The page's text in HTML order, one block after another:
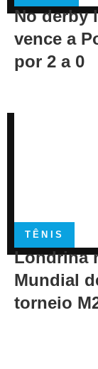
No derby
vence a
por 2 a 0
TÊNIS
Londrina
Mundial
torneio